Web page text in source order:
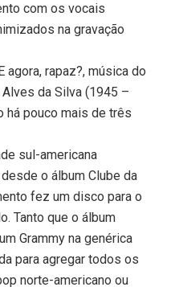
com os vocais
na gravação
agora, rapaz?, música do
da Silva (1945 –
há pouco mais de três
sul-americana
o álbum Clube da
fez um disco para o
Tanto que o álbum
Grammy na genérica
para agregar todos os
norte-americano ou